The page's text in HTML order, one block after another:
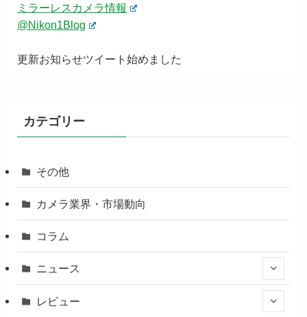
ミラーレスカメラ情報
@Nikon1Blog
更新お知らせツイート始めました
カテゴリー
その他
カメラ業界・市場動向
コラム
ニュース
レビュー